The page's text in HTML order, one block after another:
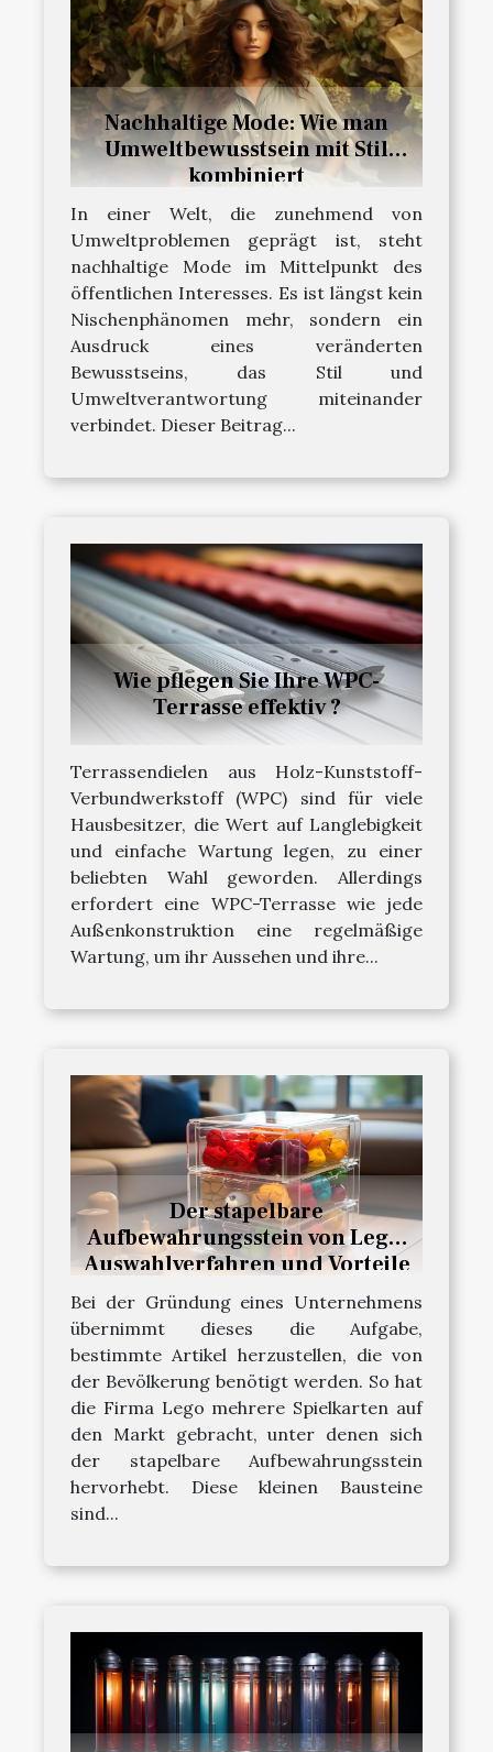
Nachhaltige Mode: Wie man
Umweltbewusstsein mit Stil
kombiniert
In einer Welt, die zunehmend von
Umweltproblemen geprägt ist, steht
nachhaltige Mode im Mittelpunkt des
öffentlichen Interesses. Es ist längst kein
Nischenphänomen mehr, sondern ein
Ausdruck eines veränderten
Bewusstseins, das Stil und
Umweltverantwortung miteinander
verbindet. Dieser Beitrag...
Wie pflegen Sie Ihre WPC-
Terrasse effektiv ?
Terrassendielen aus Holz-Kunststoff-
Verbundwerkstoff (WPC) sind für viele
Hausbesitzer, die Wert auf Langlebigkeit
und einfache Wartung legen, zu einer
beliebten Wahl geworden. Allerdings
erfordert eine WPC-Terrasse wie jede
Außenkonstruktion eine regelmäßige
Wartung, um ihr Aussehen und ihre...
Der stapelbare
Aufbewahrungsstein von Lego:
Auswahlverfahren und Vorteile
Bei der Gründung eines Unternehmens
übernimmt dieses die Aufgabe,
bestimmte Artikel herzustellen, die von
der Bevölkerung benötigt werden. So hat
die Firma Lego mehrere Spielkarten auf
den Markt gebracht, unter denen sich
der stapelbare Aufbewahrungsstein
hervorhebt. Diese kleinen Bausteine
sind...